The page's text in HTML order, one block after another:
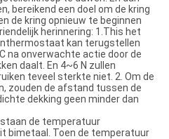
bereikend een doel om de kring
de kring opnieuw te beginnen
herinnering: 1.This het
kan terugstellen
na onverwachte actie door de
daalt. En 4~6 N zullen
teveel sterkte niet. 2. Om de
zouden de afstand tussen de
dekking geen minder dan
de temperatuur
bimetaal. Toen de temperatuur